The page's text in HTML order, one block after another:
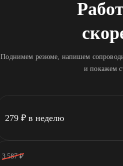
Поднимем резюме, напишем
и покажем
279 ₽ в неделю
3 587 ₽